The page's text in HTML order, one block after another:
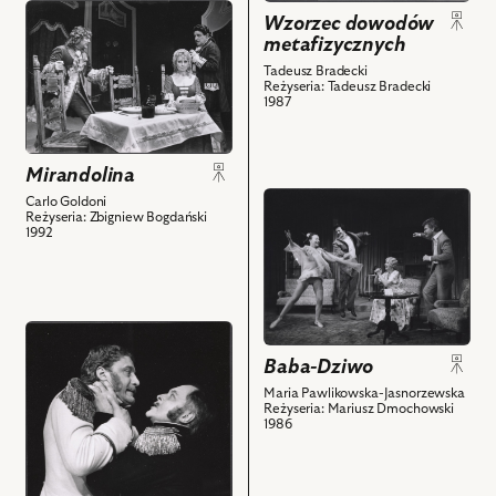
obiektów
Krzysztof
Gosztyła
-
Croft
nim
obiektów
Wzorzec dowodów
metafizycznych
Tadeusz Bradecki
Reżyseria: Tadeusz Bradecki
1987
przejdź
do
obiektu
Mirandolina,
Na
zdjęciu:
Wojciech
Alaborski
-
Markiz
Zawadzka
Mirandolina,
Jan
Tesarz
Kawaler
Mirandolina
Carlo Goldoni
Reżyseria: Zbigniew Bogdański
1992
przejdź
obiektu
Baba-
Dziwo,
Na
zdjęciu:
Laura
Łącz
–
Baba-Dziwo
Maria Pawlikowska-Jasnorzewska
Reżyseria: Mariusz Dmochowski
1986
przejdź
obiektu
Kordian,
Na
zdjęciu:
Krzysztof